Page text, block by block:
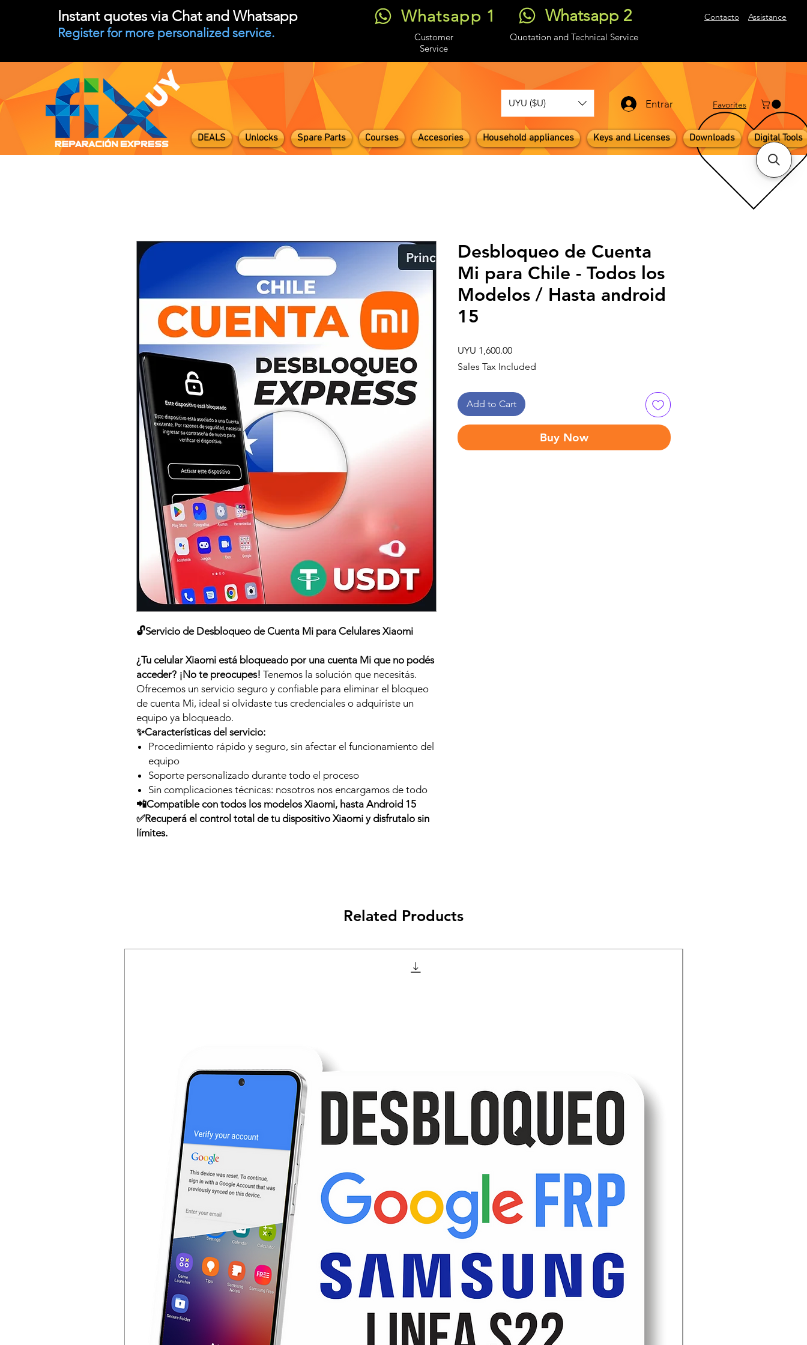
Instant quotes via Chat and Whatsapp
Register for more personalized service.
Whatsapp 1 Whatsapp 2 Contacto Assistance
Customer
Service
Quotation and Technical Service
UYU ($U) Entrar ​Favorites
DEALS Unlocks Spare Parts Courses Accesories Household appliances Keys and Licenses Downloads Digital Tools
🔓Servicio de Desbloqueo de Cuenta Mi para Celulares Xiaomi
¿Tu celular Xiaomi está bloqueado por una cuenta Mi que no podés
acceder? ¡No te preocupes! Tenemos la solución que necesitás.
Ofrecemos un servicio seguro y confiable para eliminar el bloqueo
de cuenta Mi, ideal si olvidaste tus credenciales o adquiriste un
equipo ya bloqueado.
✨Características del servicio:
Procedimiento rápido y seguro, sin afectar el funcionamiento del
equipo
Soporte personalizado durante todo el proceso
Sin complicaciones técnicas: nosotros nos encargamos de todo
📲Compatible con todos los modelos Xiaomi, hasta Android 15
✅Recuperá el control total de tu dispositivo Xiaomi y disfrutalo sin
límites.
Desbloqueo de Cuenta
Mi para Chile - Todos los
Modelos / Hasta android
15
UYU 1,600.00Price
Sales Tax Included
Add to Cart
Buy Now
Related Products